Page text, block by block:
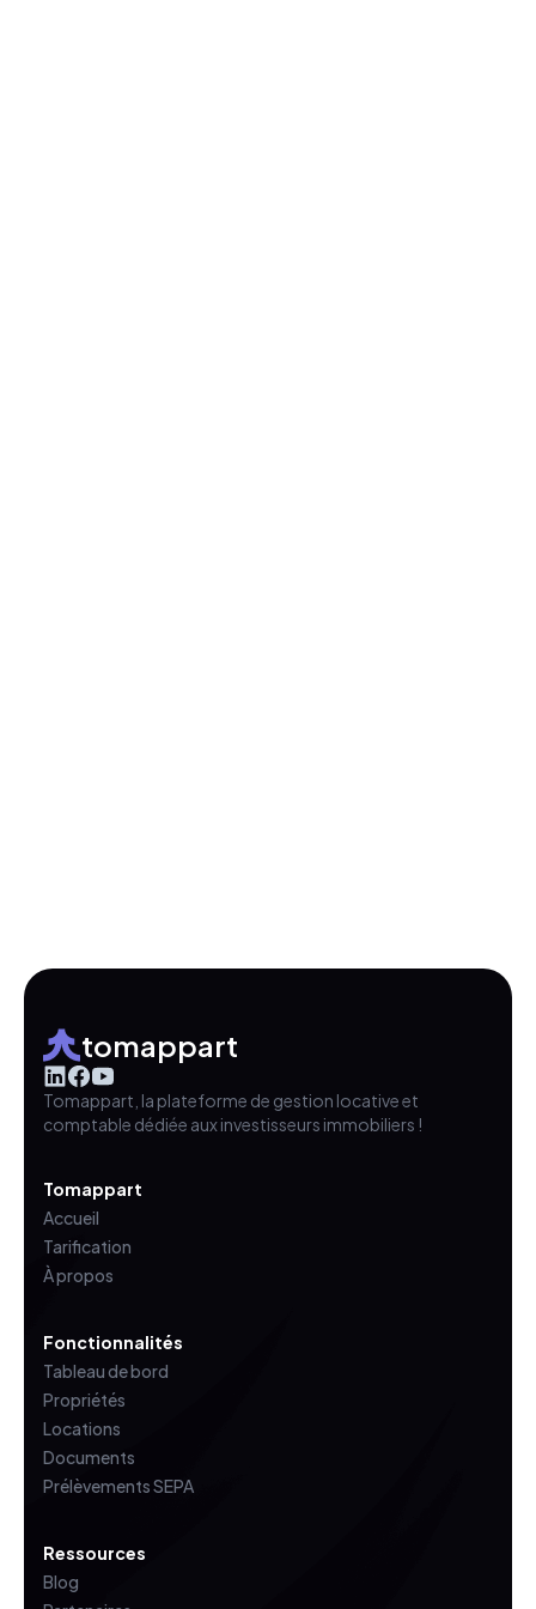
tomappart
Tomappart, la plateforme de gestion locative et
comptable dédiée aux investisseurs immobiliers !
Tomappart
Accueil
Tarification
À propos
Fonctionnalités
Tableau de bord
Propriétés
Locations
Documents
Prélèvements SEPA
Ressources
Blog